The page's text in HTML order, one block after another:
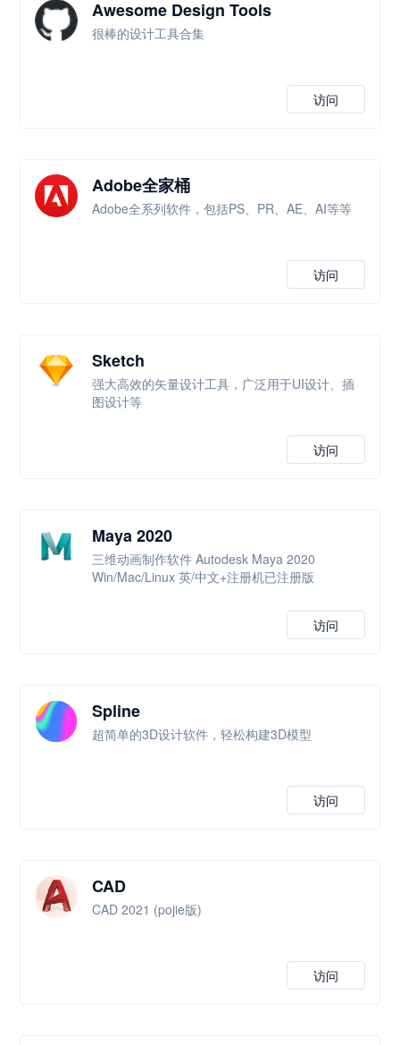
Awesome Design Tools
很棒的设计工具合集
访问
Adobe全家桶
Adobe全系列软件，包括PS、PR、AE、AI等等
访问
Sketch
强大高效的矢量设计工具，广泛用于UI设计、插
图设计等
访问
Maya 2020
三维动画制作软件 Autodesk Maya 2020
Win/Mac/Linux 英/中文+注册机已注册版
访问
Spline
超简单的3D设计软件，轻松构建3D模型
访问
CAD
CAD 2021 (pojie版)
访问